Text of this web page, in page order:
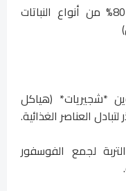
#### 🌿 نطاق العائل: أكثر من 80% من أنواع النباتات
*شجيريات* (هياكل
العناصر الغذائية.
لجمع الفوسفور